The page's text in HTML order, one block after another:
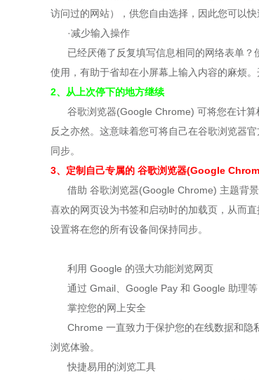
访问过的网站），供您自由选择，因此您可以
·减少输入操作
已经厌倦了反复填写信息相同的网络表单？
使用，有助于省却在小屏幕上输入内容的麻烦
2、从上次停下的地方继续
谷歌浏览器(Google Chrome) 可将您在计算
反之亦然。这意味着您可将自己在谷歌浏览器官
同步。
3、定制自己专属的 谷歌浏览器(Google
借助 谷歌浏览器(Google Chrome) 主题背景
喜欢的网页设为书签和启动时的加载页，从而
设置将在您的所有设备间保持同步。
利用 Google 的强大功能浏览网页
通过 Gmail、Google Pay 和 Google 助理等
掌控您的网上安全
Chrome 一直致力于保护您的在线数据和隐
浏览体验。
快捷易用的浏览工具